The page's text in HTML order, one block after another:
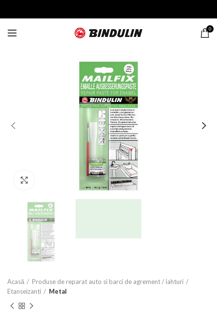
0
Acasă
Produse de reparat auto si barci de agrement / iahturi
Etanseizanti
Metal